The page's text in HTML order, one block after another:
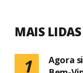
MAIS LIDAS
1
Agora